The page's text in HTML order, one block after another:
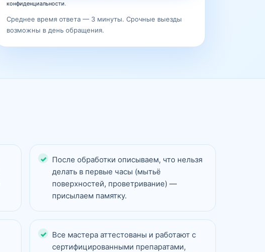
конфиденциальности.
Среднее время ответа — 3 минуты. Срочные выезды
возможны в день обращения.
После обработки описываем, что нельзя
делать в первые часы (мытьё
поверхностей, проветривание) —
присылаем памятку.
Все мастера аттестованы и работают с
сертифицированными препаратами,